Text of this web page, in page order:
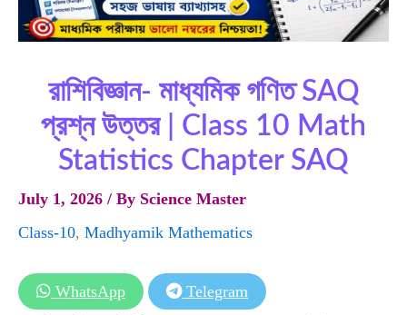
রাশিবিজ্ঞান- মাধ্যমিক গণিত SAQ
প্রশ্ন উত্তর | Class 10 Math
Statistics Chapter SAQ
July 1, 2026 / By Science Master
Class-10, Madhyamik Mathematics
WhatsApp
Telegram